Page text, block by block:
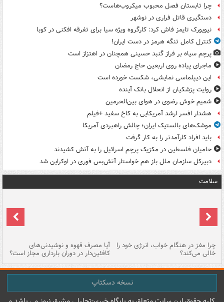
چرا تابستان فصل محبوب میکروب‌هاست؟
دستگیری قاتل فراری در نوشهر
نیویورک تایمز فاش کرد: کارگروه ویژه سیا برای تفرقه افکنی در کوبا
کنترل کامل تنگه هرمز در دست ایران!
پرچم سیاه بر فراز گنبد حسینی همچنان در اهتزاز است
ماجرای پیاده روی اربعین حاج رمضان
این دیپلماسی نمایشی، شکست خورده است
روایت پزشکیان از انحلال بانک آینده
شمیم خوش رضوی در هوای بین‌الحرمین
هشدار افسر ارشد آمریکایی به کاخ سفید +فیلم
موشک‌های بالستیک ایران؛ چالش راهبردی آمریکا
باید افراد کارآمدتر را به کار گرفت
حامیان فلسطین در مکزیک پرچم اسرائیل را به آتش کشیدند
دبیرکل سازمان ملل باز هم خواستار آتش‌بس فوری در اوکراین شد
سلامت
چرا مغز در هنگام خواب، انرژی خود را
خالی می‌کند؟
آیا مصرف قهوه و نوشیدنی‌های
کافئین‌دار در دوران بارداری مجاز است؟
نسخه دسکتاپ